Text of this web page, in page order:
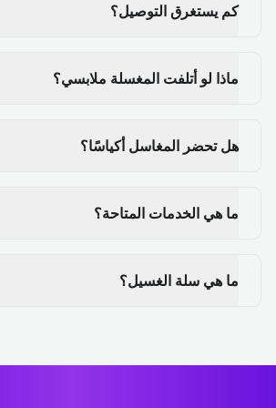
كم يستغرق التوصيل؟
ماذا لو أتلفت المغسلة ملابسي؟
هل تحضر المغاسل أكياسًا؟
ما هي الخدمات المتاحة؟
ما هي سلة الغسيل؟